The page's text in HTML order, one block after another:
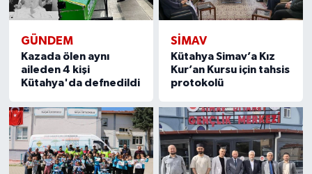
GÜNDEM
Kazada ölen aynı
aileden 4 kişi
Kütahya'da defnedildi
SIMAV
Kütahya Simav’a Kız
Kur’an Kursu için tahsis
protokolü